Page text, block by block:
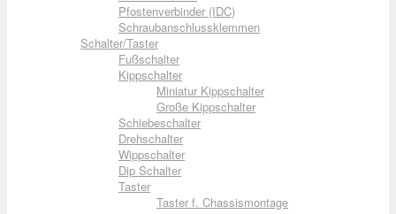
Pfostenverbinder (IDC)
Schraubanschlussklemmen
Schalter/Taster
Fußschalter
Kippschalter
Miniatur Kippschalter
Große Kippschalter
Schiebeschalter
Drehschalter
Wippschalter
Dip Schalter
Taster
Taster f. Chassismontage